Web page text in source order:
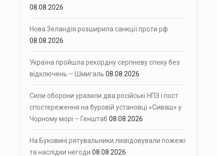
08.08.2026
Нова Зеландія розширила санкції проти рф
08.08.2026
Україна пройшла рекордну серпневу спеку без
відключень – Шмигаль 08.08.2026
Сили оборони уразили два російські НПЗ і пост
спостереження на буровій установці «Сиваш» у
Чорному морі – Генштаб 08.08.2026
На Буковині рятувальники ліквідовували пожежі
та наслідки негоди 08.08.2026